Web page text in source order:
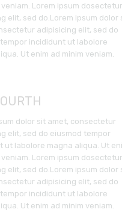
veniam. Lorem ipsum dosectetur
elit, sed do.Lorem ipsum dolor
adipisicing elit, sed do
incididunt ut labolore
Ut enim ad minim veniam.
dolor sit amet, consectetur
elit, sed do eiusmod tempor
ut labolore magna aliqua. Ut
veniam. Lorem ipsum dosectetur
elit, sed do.Lorem ipsum dolor
adipisicing elit, sed do
incididunt ut labolore
Ut enim ad minim veniam.